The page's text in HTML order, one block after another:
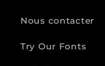
Nous contacter
Try Our Fonts